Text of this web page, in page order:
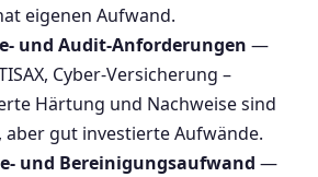
eigenen Aufwand.
und Audit-Anforderungen —
Cyber-Versicherung –
Härtung und Nachweise sind
aber gut investierte Aufwände.
und Bereinigungsaufwand —